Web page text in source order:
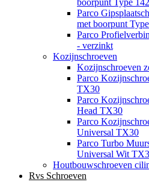
boorpunt Type 142
Parco
met boorpunt
Parco
- verzinkt
Kozijnschroeven
Kozijnschroeven
Parco
TX30
Parco
Head TX30
Parco
Universal TX30
Parco Turbo
Universal Wit
Houtbouwschroeven
Rvs Schroeven